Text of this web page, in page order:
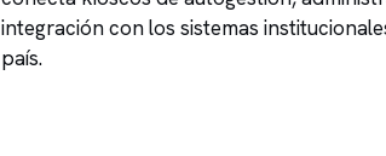
integración con los sistemas
país.